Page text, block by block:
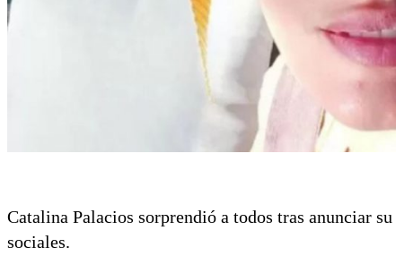
Catalina Palacios sorprendió a todos tras anunciar su
sociales.